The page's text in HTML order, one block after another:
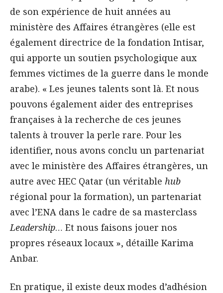
de son expérience de huit années au
ministère des Affaires étrangères (elle est
également directrice de la fondation Intisar,
qui apporte un soutien psychologique aux
femmes victimes de la guerre dans le monde
arabe). « Les jeunes talents sont là. Et nous
pouvons également aider des entreprises
françaises à la recherche de ces jeunes
talents à trouver la perle rare. Pour les
identifier, nous avons conclu un partenariat
avec le ministère des Affaires étrangères, un
autre avec HEC Qatar (un véritable hub
régional pour la formation), un partenariat
avec l’ENA dans le cadre de sa masterclass
Leadership… Et nous faisons jouer nos
propres réseaux locaux », détaille Karima
Anbar.
En pratique, il existe deux modes d’adhésion